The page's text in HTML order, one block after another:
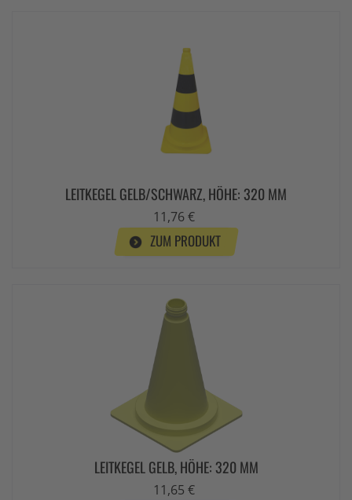
LEITKEGEL GELB/SCHWARZ, HÖHE: 320 MM
11,76 €
ZUM PRODUKT
LEITKEGEL GELB, HÖHE: 320 MM
11,65 €